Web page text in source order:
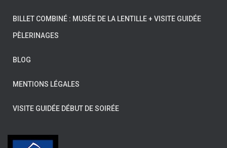
BILLET COMBINÉ : MUSÉE DE LA LENTILLE + VISITE GUIDÉE
PÈLERINAGES
BLOG
MENTIONS LÉGALES
VISITE GUIDÉE DÉBUT DE SOIRÉE